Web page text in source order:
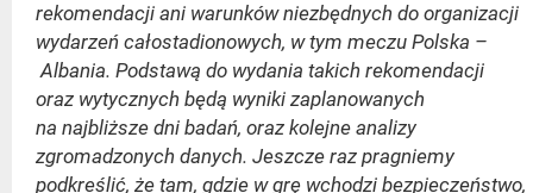
rekomendacji ani warunków niezbędnych do organizacji
wydarzeń całostadionowych, w tym meczu Polska –
Albania. Podstawą do wydania takich rekomendacji
oraz wytycznych będą wyniki zaplanowanych
na najbliższe dni badań, oraz kolejne analizy
zgromadzonych danych. Jeszcze raz pragniemy
podkreślić, że tam, gdzie w grę wchodzi bezpieczeństwo,